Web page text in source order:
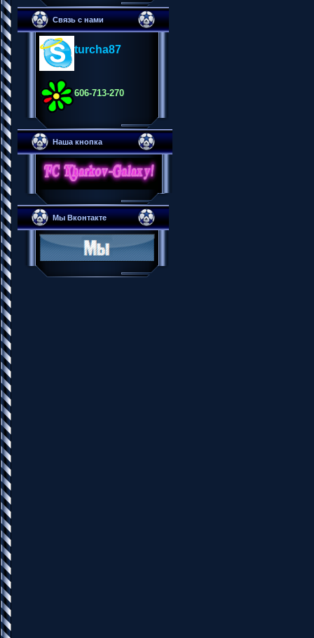
Связь с нами
turcha87
606-713-270
Наша кнопка
Мы Вконтакте